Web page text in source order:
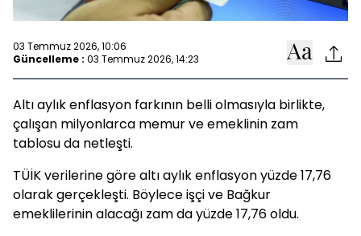
03 Temmuz 2026, 10:06
Güncelleme : 03 Temmuz 2026, 14:23
Altı aylık enflasyon farkının belli olmasıyla birlikte,
çalışan milyonlarca memur ve emeklinin zam
tablosu da netleşti.
TÜİK verilerine göre altı aylık enflasyon yüzde 17,76
olarak gerçekleşti. Böylece işçi ve Bağkur
emeklilerinin alacağı zam da yüzde 17,76 oldu.